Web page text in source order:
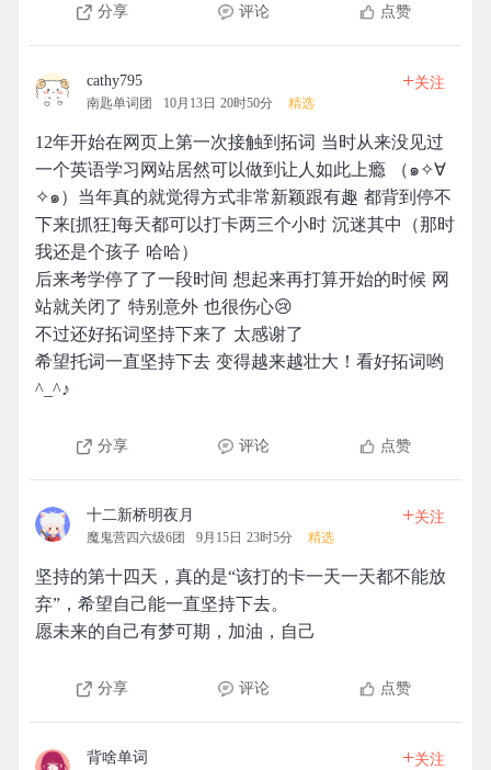
分享 评论 点赞
cathy795
南匙单词团 10月13日 20时50分 精选
+关注
12年开始在网页上第一次接触到拓词 当时从来没见过
一个英语学习网站居然可以做到让人如此上瘾 （๑✧∀
✧๑）当年真的就觉得方式非常新颖跟有趣 都背到停不
下来[抓狂]每天都可以打卡两三个小时 沉迷其中（那时
我还是个孩子 哈哈）
后来考学停了了一段时间 想起来再打算开始的时候 网
站就关闭了 特别意外 也很伤心😢
不过还好拓词坚持下来了 太感谢了
希望托词一直坚持下去 变得越来越壮大！看好拓词哟
^_^♪
分享 评论 点赞
十二新桥明夜月
魔鬼营四六级6团 9月15日 23时5分 精选
+关注
坚持的第十四天，真的是“该打的卡一天一天都不能放
弃”，希望自己能一直坚持下去。
愿未来的自己有梦可期，加油，自己
分享 评论 点赞
背啥单词 +关注